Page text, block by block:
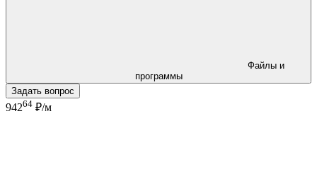
программы
Задать вопрос
94264 ₽/м